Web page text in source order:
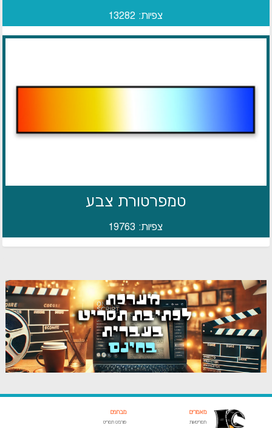
צפיות: 13282
טמפרטורת צבע
צפיות: 19763
מאמרים
תסריטאות
מבחנים
פורמט תסריט